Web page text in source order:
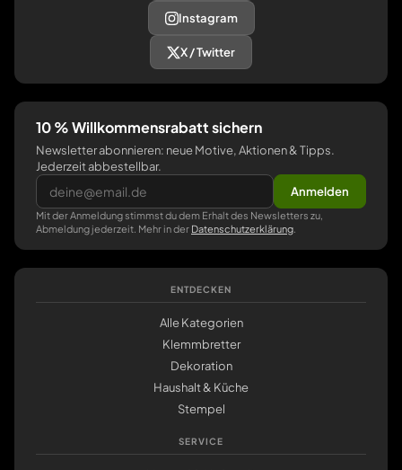
Instagram
X / Twitter
10 % Willkommensrabatt sichern
Newsletter abonnieren: neue Motive, Aktionen & Tipps.
Jederzeit abbestellbar.
Anmelden
Mit der Anmeldung stimmst du dem Erhalt des Newsletters zu,
Abmeldung jederzeit. Mehr in der Datenschutzerklärung
ENTDECKEN
Alle Kategorien
Klemmbretter
Dekoration
Haushalt & Küche
Stempel
SERVICE